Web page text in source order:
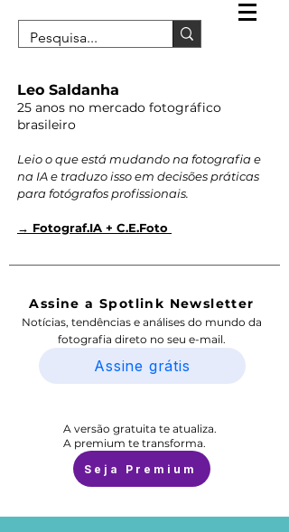
Leo Saldanha
25 anos no mercado fotográfico
brasileiro
Leio o que está mudando na fotografia e
na IA e traduzo isso em decisões práticas
para fotógrafos profissionais.
→ Fotograf.IA + C.E.Foto
Assine a Spotlink Newsletter
Notícias, tendências e análises do mundo da
fotografia direto no seu e-mail.
Assine grátis
A versão gratuita te atualiza.
A premium te transforma.
Seja Premium